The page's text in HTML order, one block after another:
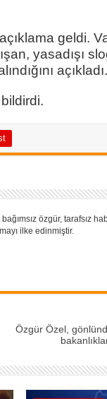
geldi.
yasadışı
açıkladı.
özgür, tarafsız
ilke edinmiştir.
Özgür Özel,